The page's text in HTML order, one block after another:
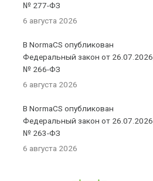
№ 277-ФЗ
6 августа 2026
В NormaCS опубликован
Федеральный закон от 26.07.2026,
№ 266-ФЗ
6 августа 2026
В NormaCS опубликован
Федеральный закон от 26.07.2026,
№ 263-ФЗ
6 августа 2026